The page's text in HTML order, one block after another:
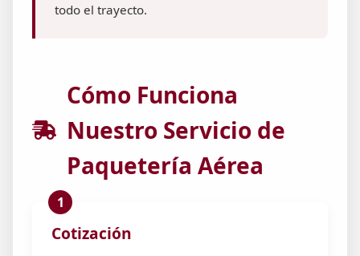
todo el trayecto.
Cómo Funciona
Nuestro Servicio de
Paquetería Aérea
Cotización